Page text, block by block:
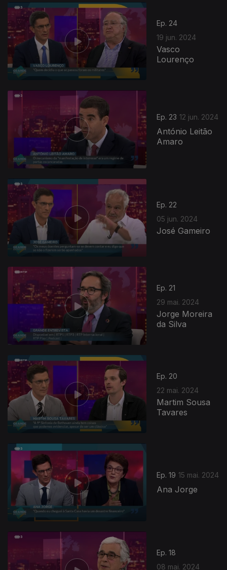
Ep. 24
19 jun. 2024
Vasco
Lourenço
Ep. 23 12 jun. 2024
António Leitão
Amaro
Ep. 22
05 jun. 2024
José Gameiro
Ep. 21
29 mai. 2024
Jorge Moreira
da Silva
Ep. 20
22 mai. 2024
Martim Sousa
Tavares
Ep. 19 15 mai. 2024
Ana Jorge
Ep. 18
08 mai. 2024